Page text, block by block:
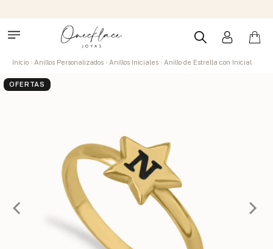
Inicio Anillos Personalizados Anillos Iniciales Anillo de Estrella con Inicial
OFERTAS